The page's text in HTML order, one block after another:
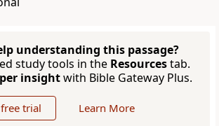
understanding this passage?
study tools in the Resourcestab.
insightwith Bible Gateway Plus.
trial Learn More